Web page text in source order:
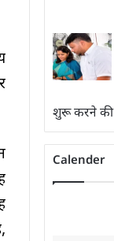
शुरू करने की
Calender